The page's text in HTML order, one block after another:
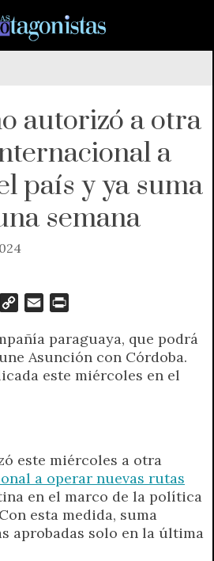
autorizó a otra
a
país y ya suma
semana
M
p
y
L
a
i
l
i
n
t
e
n
d
l
y
paraguaya, que podrá
Asunción con Córdoba.
este miércoles en el
este miércoles a otra
a operar nuevas rutas
en el marco de la política
esta medida, suma
aprobadas solo en la última